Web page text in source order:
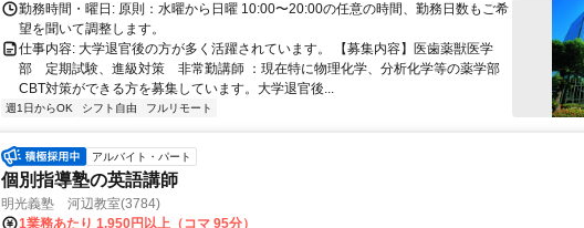
勤務時間・曜日: 原則：水曜から日曜 10:00〜20:00の任意の時間、勤務日数もご希
望を聞いて調整します。
仕事内容: 大学退官後の方が多く活躍されています。 【募集内容】医歯薬獣医学
部 定期試験、進級対策 非常勤講師 ：現在特に物理化学、分析化学等の薬学部
CBT対策ができる方を募集しています。大学退官後...
週1日からOK シフト自由 フルリモート
アルバイト・パート
個別指導塾の英語講師
明光義塾 河辺教室(3784)
1業務あたり 1,950円以上（コマ 95分）